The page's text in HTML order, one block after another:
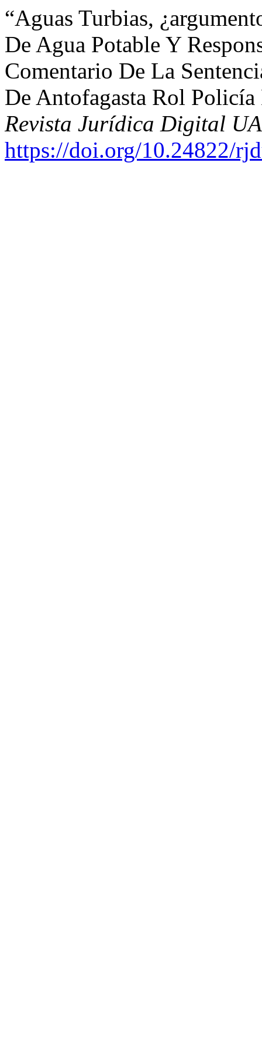
“Aguas Turbias,
De Agua Potable Y
Comentario De La
De Antofagasta Rol
Revista Jurídica Digital
https://doi.org/10.24822/